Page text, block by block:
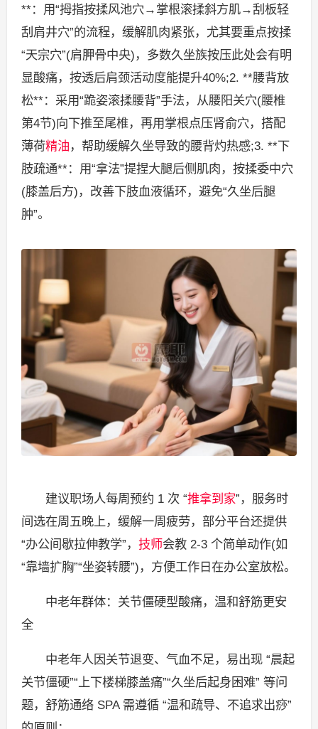
**：用“拇指按揉风池穴→掌根滚揉斜方肌→刮板轻
刮肩井穴”的流程，缓解肌肉紧张，尤其要重点按揉
“天宗穴”(肩胛骨中央)，多数久坐族按压此处会有明
显酸痛，按透后肩颈活动度能提升40%;2. **腰背放
松**：采用“跪姿滚揉腰背”手法，从腰阳关穴(腰椎
第4节)向下推至尾椎，再用掌根点压肾俞穴，搭配
薄荷精油 ，帮助缓解久坐导致的腰背灼热感;3. **下
肢疏通**：用“拿法”提捏大腿后侧肌肉，按揉委中穴
(膝盖后方)，改善下肢血液循环，避免“久坐后腿
肿”。
建议职场人每周预约 1 次 “推拿到家”，服务时
间选在周五晚上，缓解一周疲劳，部分平台还提供
“办公间歇拉伸教学”， 技师会教 2-3 个简单动作(如
“靠墙扩胸”“坐姿转腰”)，方便工作日在办公室放松。
中老年群体：关节僵硬型酸痛，温和舒筋更安
全
中老年人因关节退变、气血不足，易出现 “晨起
关节僵硬”“上下楼梯膝盖痛”“久坐后起身困难” 等问
题，舒筋通络 SPA 需遵循 “温和疏导、不追求出痧”